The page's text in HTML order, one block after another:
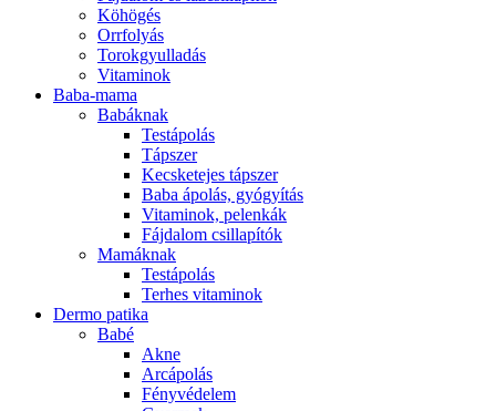
Köhögés
Orrfolyás
Torokgyulladás
Vitaminok
Baba-mama
Babáknak
Testápolás
Tápszer
Kecsketejes tápszer
Baba ápolás, gyógyítás
Vitaminok, pelenkák
Fájdalom csillapítók
Mamáknak
Testápolás
Terhes vitaminok
Dermo patika
Babé
Akne
Arcápolás
Fényvédelem